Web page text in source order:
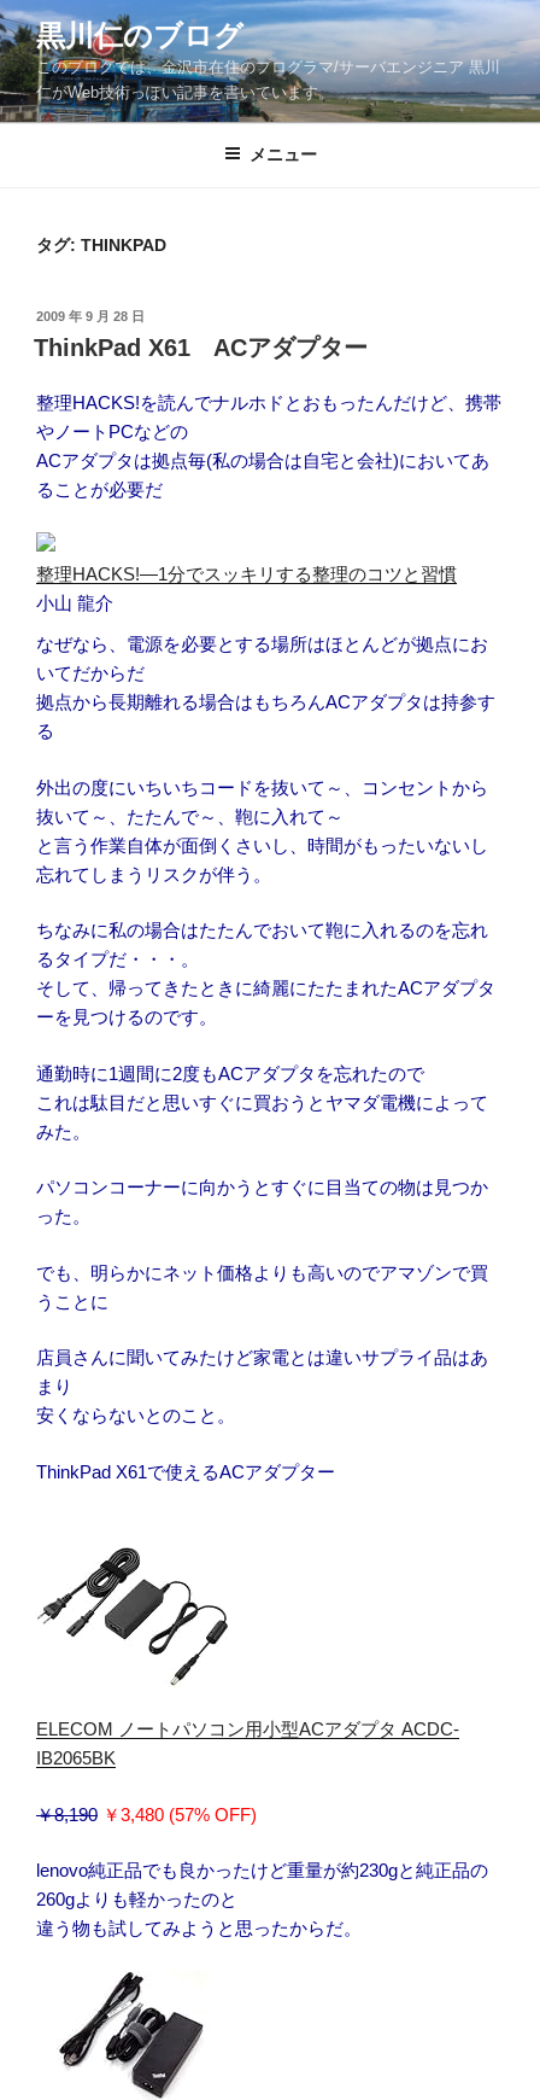
コ
ン
テ
ン
ツ
黒川仁のブログ
このブログでは、金沢市在住のプログラマ/サーバエンジニア 黒川
仁がWeb技術っぽい記事を書いています。
メニュー
タグ: THINKPAD
投
稿
日:
2009 年 9 月 28 日
ThinkPad X61 ACアダプター
整理HACKS!を読んでナルホドとおもったんだけど、携帯
やノートPCなどの
ACアダプタは拠点毎(私の場合は自宅と会社)においてあ
ることが必要だ
整理HACKS!―1分でスッキリする整理のコツと習慣
小山 龍介
なぜなら、電源を必要とする場所はほとんどが拠点にお
いてだからだ
拠点から長期離れる場合はもちろんACアダプタは持参す
る
外出の度にいちいちコードを抜いて～、コンセントから
抜いて～、たたんで～、鞄に入れて～
と言う作業自体が面倒くさいし、時間がもったいないし
忘れてしまうリスクが伴う。
ちなみに私の場合はたたんでおいて鞄に入れるのを忘れ
るタイプだ・・・。
そして、帰ってきたときに綺麗にたたまれたACアダプタ
ーを見つけるのです。
通勤時に1週間に2度もACアダプタを忘れたので
これは駄目だと思いすぐに買おうとヤマダ電機によって
みた。
パソコンコーナーに向かうとすぐに目当ての物は見つか
った。
でも、明らかにネット価格よりも高いのでアマゾンで買
うことに
店員さんに聞いてみたけど家電とは違いサプライ品はあ
まり
安くならないとのこと。
ThinkPad X61で使えるACアダプター
ELECOM ノートパソコン用小型ACアダプタ ACDC-
IB2065BK
￥8,190 ￥3,480 (57% OFF)
lenovo純正品でも良かったけど重量が約230gと純正品の
260gよりも軽かったのと
違う物も試してみようと思ったからだ。